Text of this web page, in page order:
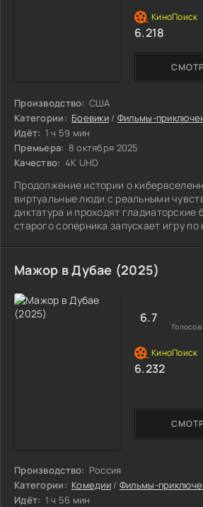
Производство: США
Категории: Боевики / Фильмы-
Идёт: 1 ч 59 мин
Премьера: 8 октября 2025
Качество: 4K UHD
Продолжение истории о
виртуальные люди с реальными
диктатура и проходят
старого соперника запускает игру
6.218
Мажор в Дубае (2025)
Производство: Россия
Категории: Комедии / Фильмы-
Идёт: 1 ч 56 мин
6.7
Голосов:
6.232